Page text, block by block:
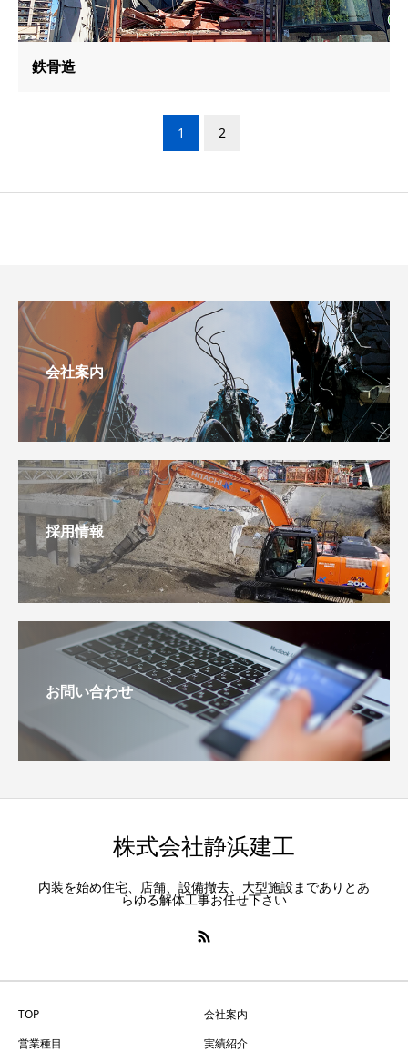
鉄骨造
1 2
会社案内
採用情報
お問い合わせ
株式会社静浜建工
内装を始め住宅、店舗、設備撤去、大型施設までありとあ
らゆる解体工事お任せ下さい
TOP
会社案内
営業種目
実績紹介